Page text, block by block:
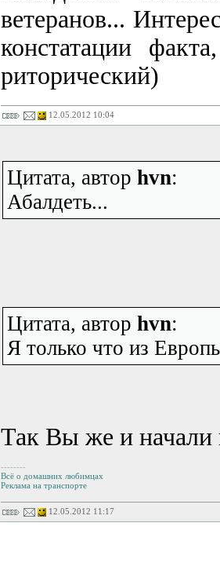
ветеранов...
констатации
риторический)
12.05.2012 10:04
Цитата, автор hvn:
Абалдеть...
Цитата, автор hvn:
Я только что из
Так Вы же и
--------
Всё о домашних любимцах
Реклама на транспорте
12.05.2012 11:17